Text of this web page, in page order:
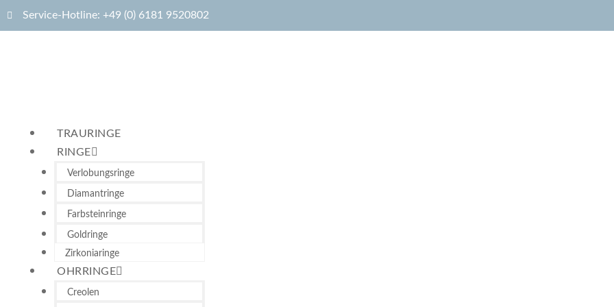
Service-Hotline: +49 (0) 6181 9520802
TRAURINGE
RINGE
Verlobungsringe
Diamantringe
Farbsteinringe
Goldringe
Zirkoniaringe
OHRRINGE
Creolen